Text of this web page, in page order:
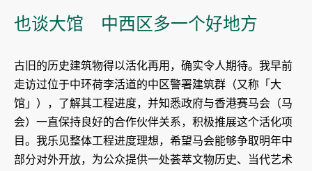
也谈大馆 中西区多一个好地方
古旧的历史建筑物得以活化再用，确实令人期待。我早前
走访过位于中环荷李活道的中区警署建筑群（又称「大
馆」），了解其工程进度，并知悉政府与香港赛马会（马
会）一直保持良好的合作伙伴关系，积极推展这个活化项
目。我乐见整体工程进度理想，希望马会能够争取明年中
部分对外开放，为公众提供一处荟萃文物历史、当代艺术